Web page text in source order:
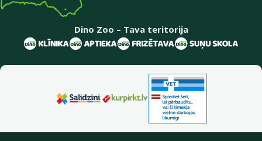
Dino Zoo – Tava teritorija